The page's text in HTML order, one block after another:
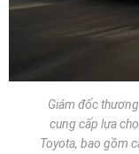
Giám đốc
cung cấp lựa
Toyota, bao gồm